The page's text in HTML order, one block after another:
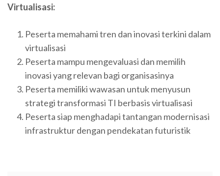
Virtualisasi:
Peserta memahami tren dan inovasi terkini dalam
virtualisasi
Peserta mampu mengevaluasi dan memilih
inovasi yang relevan bagi organisasinya
Peserta memiliki wawasan untuk menyusun
strategi transformasi TI berbasis virtualisasi
Peserta siap menghadapi tantangan modernisasi
infrastruktur dengan pendekatan futuristik